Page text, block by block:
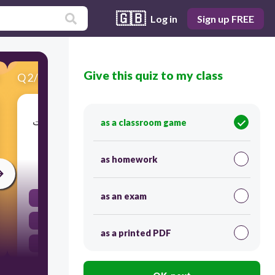
🇬🇧 Log in Sign up FREE
Q2/20 Score 0
ما هي الدولة الوحيدة التي شاركت في جميع نهائيات
ألمانيا
Give this quiz to my class
as a classroom game
as homework
as an exam
as a printed PDF